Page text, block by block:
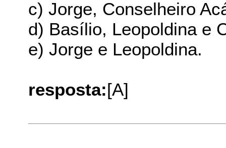
c) Jorge, Conselheiro
d) Basílio, Leopoldina e
e) Jorge e Leopoldina.
resposta:[A]